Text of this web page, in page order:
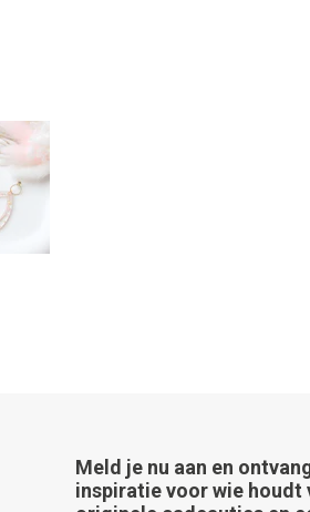
Meld je nu aan en
inspiratie voor wie houdt